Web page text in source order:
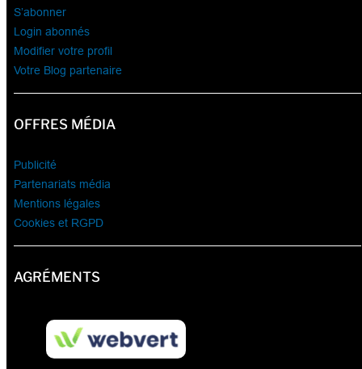
S’abonner
Login abonnés
Modifier votre profil
Votre Blog partenaire
OFFRES MÉDIA
Publicité
Partenariats média
Mentions légales
Cookies et RGPD
AGRÉMENTS